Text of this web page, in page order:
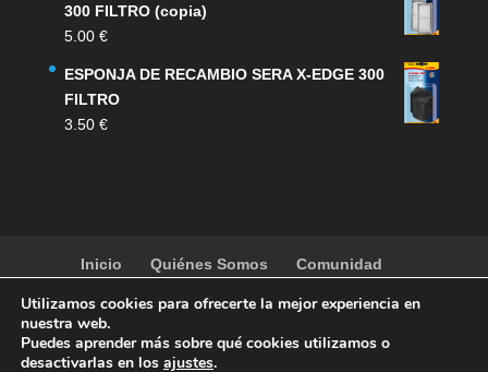
300 FILTRO (copia)
5.00 €
ESPONJA DE RECAMBIO SERA X-EDGE 300
FILTRO
3.50 €
Inicio Quiénes Somos
Comunidad
Contacto
Tienda
Utilizamos cookies para ofrecerte la mejor experiencia en
nuestra web.
Puedes aprender más sobre qué cookies utilizamos o
desactivarlas en los ajustes.